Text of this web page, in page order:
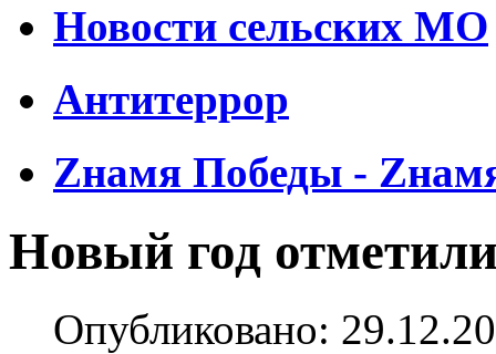
Новости сельских МО
Антитеррор
Zнамя Победы -
Новый год
Опубликовано: